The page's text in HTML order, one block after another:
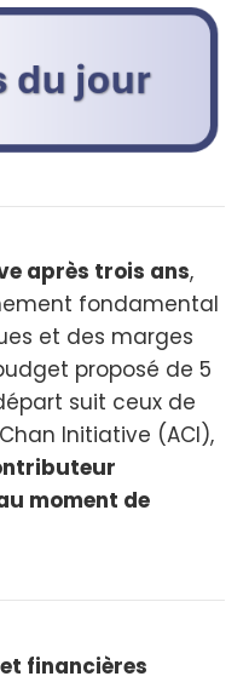
après trois ans,
fondamental
et des marges
proposé de 5
suit ceux de
Initiative (ACI),
moment de
financières